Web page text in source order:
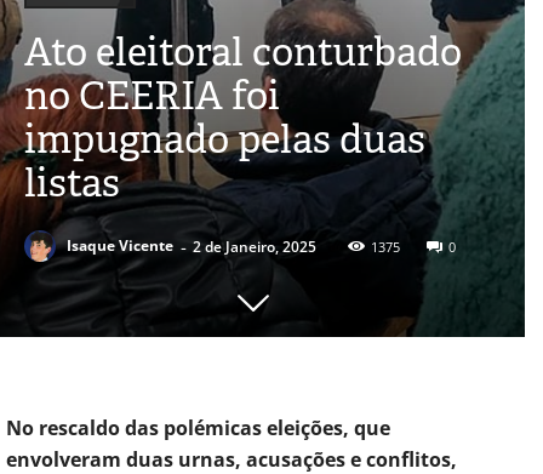
Ato eleitoral conturbado
no CEERIA foi
impugnado pelas duas
listas
Isaque Vicente - 2 de Janeiro, 2025 1375 0
No rescaldo das polémicas eleições, que
envolveram duas urnas, acusações e conflitos,